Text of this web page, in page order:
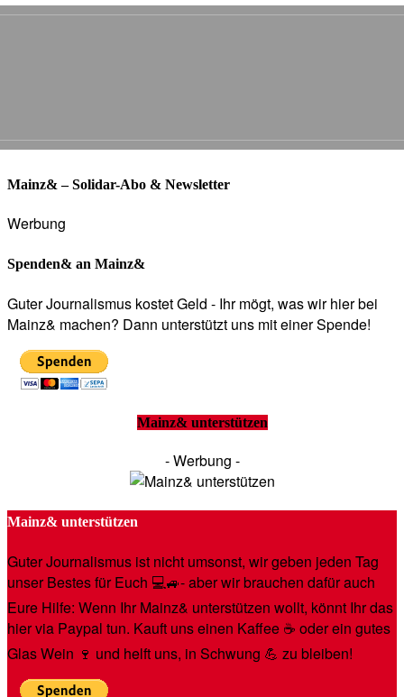
Mainz& – Solidar-Abo & Newsletter
Werbung
Spenden& an Mainz&
Guter Journalismus kostet Geld - Ihr mögt, was wir hier bei
Mainz& machen? Dann unterstützt uns mit einer Spende!
Mainz& unterstützen
- Werbung -
Mainz& unterstützen
Guter Journalismus ist nicht umsonst, wir geben jeden Tag
unser Bestes für Euch 💻🚙- aber wir brauchen dafür auch
Eure Hilfe: Wenn Ihr Mainz& unterstützen wollt, könnt Ihr das
hier via Paypal tun. Kauft uns einen Kaffee ☕️ oder ein gutes
Glas Wein 🍷 und helft uns, in Schwung 💪 zu bleiben!